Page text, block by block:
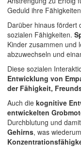
Geduld ihre
Darüber hinaus fördert
sozialen Fähigkeiten.
Kinder zusammen und
abzuwechseln und
Diese sozialen
Entwicklung von
der Fähigkeit,
Auch die kognitive
entwickelten
Durchblutung und
Gehirns, was